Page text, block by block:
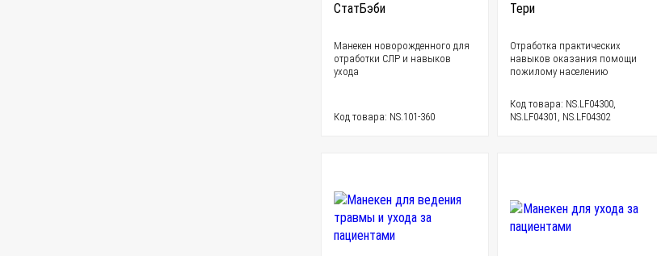
СтатБэби
Манекен новорожденного для
отработки СЛР и навыков
ухода
Код товара: NS.101-360
Тери
Отработка практических
навыков оказания помощи
пожилому населению
Код товара: NS.LF04300,
NS.LF04301, NS.LF04302